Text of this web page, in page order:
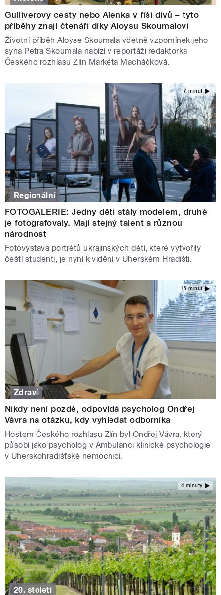
Gulliverovy cesty nebo Alenka v říši divů – tyto
příběhy znají čtenáři díky Aloysu Skoumalovi
Životní příběh Aloyse Skoumala včetně vzpomínek jeho
syna Petra Skoumala nabízí v reportáži redaktorka
Českého rozhlasu Zlín Markéta Macháčková.
7 minut
Regionální
FOTOGALERIE: Jedny děti stály modelem, druhé
je fotografovaly. Mají stejný talent a různou
národnost
Fotovýstava portrétů ukrajinských dětí, které vytvořily
čeští studenti, je nyní k vidění v Uherském Hradišti.
16 minut
Zdraví
Nikdy není pozdě, odpovídá psycholog Ondřej
Vávra na otázku, kdy vyhledat odborníka
Hostem Českého rozhlasu Zlín byl Ondřej Vávra, který
působí jako psycholog v Ambulanci klinické psychologie
v Uherskohradišťské nemocnici.
4 minuty
20. století